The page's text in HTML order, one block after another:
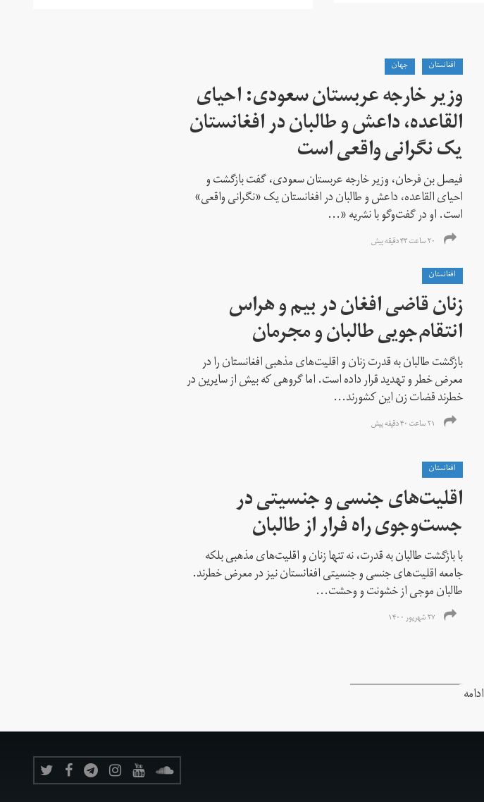
افغانستان جهان
وزیر خارجه عربستان سعودی: احیای
القاعده،‌ داعش و طالبان در افغانستان
یک نگرانی واقعی است
فیصل بن فرحان، ‌وزیر خارجه عربستان سعودی، گفت بازگشت و
احیای القاعده،‌ داعش و طالبان در افغانستان یک «نگرانی واقعی»
است. او در گفت‌وگو با نشریه «...
۲۰ ساعت ۴۳ دقیقه پیش
افغانستان
زنان قاضی افغان در بیم و هراس
انتقام‌جویی طالبان و مجرمان
بازگشت طالبان به قدرت زنان و اقلیت‌های مذهبی افغانستان را در
معرض خطر و تهدید قرار داده است. اما گروهی که بیش از سایرین در
خطرند قضات زن این کشورند...
۲۱ ساعت ۴۰ دقیقه پیش
افغانستان
اقلیت‌های جنسی و جنسیتی در
جست‌و‌جوی راه فرار از طالبان
با بازگشت طالبان به قدرت، نه تنها زنان و اقلیت‌های مذهبی بلکه
جامعه اقلیت‌های جنسی و جنسیتی افغانستان نیز در معرض خطرند.
طالبان موجی از خشونت و وحشت...
۲۷ شهریور ۱۴۰۰
ادامه